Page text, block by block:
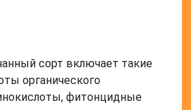
сорт включает такие
органического
фитонцидные